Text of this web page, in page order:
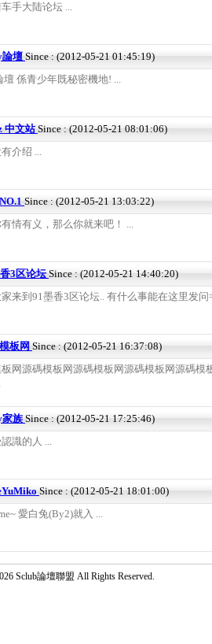
手大陆论坛 ...
論壇Since : (2012-05-21 01:45:19)
壇 係青少年既秘密機地! ...
中文站Since : (2012-05-21 08:01:06)
介绍 ...
Since : (2012-05-21 13:03:22)
情有义，那么你就来吧！ ...
3区论坛Since : (2012-05-21 14:40:20)
来到91墨香3区论坛.. 有什么事能在这里发问
板网 Since : (2012-05-21 16:37:08)
网源碼模板网源碼模板网源碼模板网源碼模
家族 Since : (2012-05-21 17:25:46)
識的人 ...
Since : (2012-05-21 18:01:00)
愛白兔(By2)就入 ...
Sclub論壇聯盟 All Rights Reserved.